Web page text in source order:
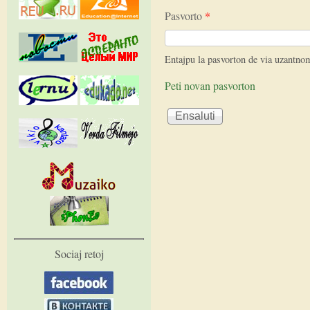
Pasvorto *
Entajpu la pasvorton de via
Peti novan pasvorton
Sociaj retoj